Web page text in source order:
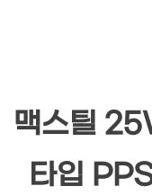
맥스틸
타입